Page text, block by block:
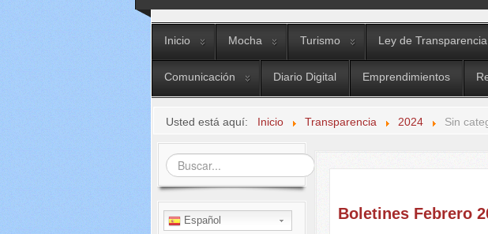
Inicio Mocha Turismo Ley de Transparencia
Comunicación Diario Digital Emprendimientos
Usted está aquí: Inicio Transparencia 2024 Sin
Buscar...
Español Boletines Febrero